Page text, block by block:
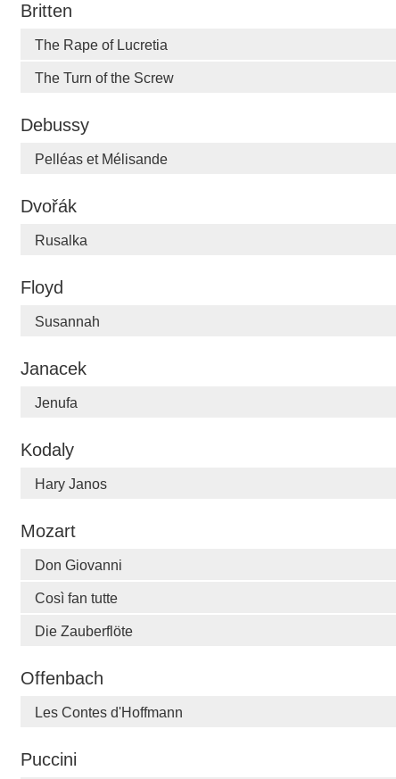
Britten
The Rape of Lucretia
The Turn of the Screw
Debussy
Pelléas et Mélisande
Dvořák
Rusalka
Floyd
Susannah
Janacek
Jenufa
Kodaly
Hary Janos
Mozart
Don Giovanni
Così fan tutte
Die Zauberflöte
Offenbach
Les Contes d'Hoffmann
Puccini